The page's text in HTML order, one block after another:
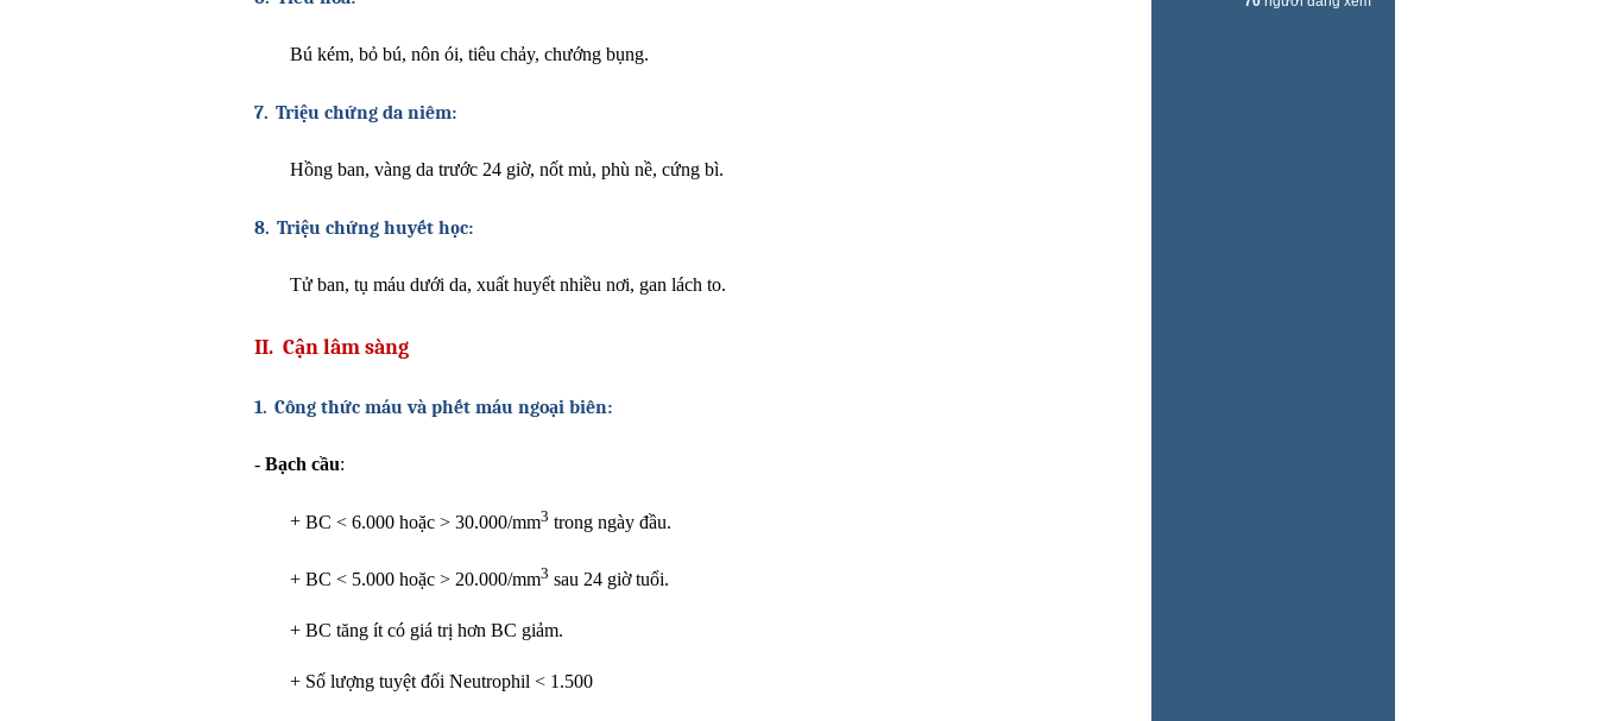
Bú kém, bỏ bú, nôn ói, tiêu chảy, chướng bụng.
7. Triệu chứng da niêm:
Hồng ban, vàng da trước 24 giờ, nốt mủ, phù nề, cứng bì.
8. Triệu chứng huyết học:
Tử ban, tụ máu dưới da, xuất huyết nhiều nơi, gan lách to.
II. Cận lâm sàng
1. Công thức máu và phết máu ngoại biên:
- Bạch cầu:
+ BC < 6.000 hoặc > 30.000/mm3 trong ngày đầu.
+ BC < 5.000 hoặc > 20.000/mm3 sau 24 giờ tuổi.
+ BC tăng ít có giá trị hơn BC giảm.
+ Số lượng tuyệt đối Neutrophil < 1.500